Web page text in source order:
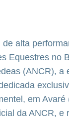
alta
Equestres no
(ANCR), a
em Avaré
da ANCR, e